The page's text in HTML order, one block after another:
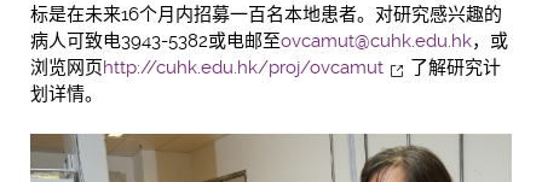
标是在未来16个月内招募一百名本地患者。对研究感兴趣的
病人可致电3943-5382或电邮至ovcamut@cuhk.edu.hk，或
浏览网页http://cuhk.edu.hk/proj/ovcamut
了解研究计
划详情。